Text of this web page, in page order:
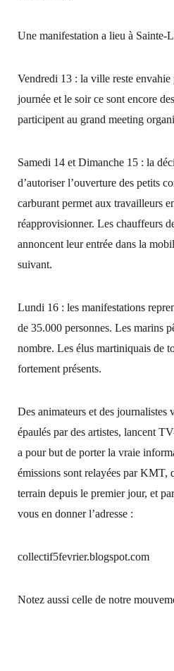
Une manifestation a lieu à Sainte-
Vendredi 13 : la ville reste envahie
journée et le soir ce sont encore
participent au grand meeting
Samedi 14 et Dimanche 15 : la
d’autoriser l’ouverture des petits
carburant permet aux travailleurs
réapprovisionner. Les chauffeurs
annoncent leur entrée dans la
suivant.
Lundi 16 : les manifestations
de 35.000 personnes. Les marins
nombre. Les élus martiniquais de
fortement présents.
Des animateurs et des journalistes
épaulés par des artistes, lancent
a pour but de porter la vraie
émissions sont relayées par KMT,
terrain depuis le premier jour, et
vous en donner l’adresse :
collectif5fevrier.blogspot.com
Notez aussi celle de notre